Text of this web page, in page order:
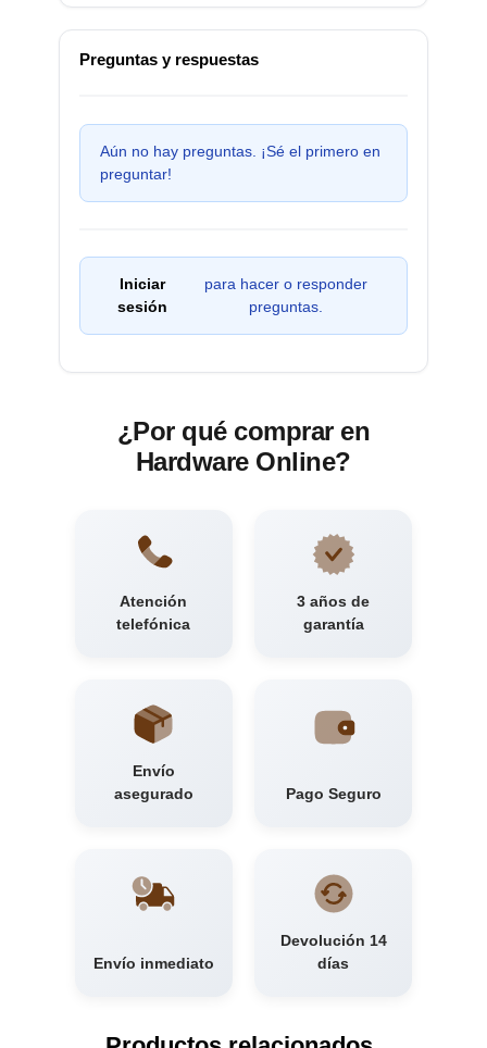
Preguntas y respuestas
Aún no hay preguntas. ¡Sé el primero en
preguntar!
Iniciar
sesión
para hacer o responder
preguntas.
¿Por qué comprar en
Hardware Online?
Atención
telefónica
3 años de
garantía
Envío
asegurado
Pago Seguro
Envío inmediato
Devolución 14
días